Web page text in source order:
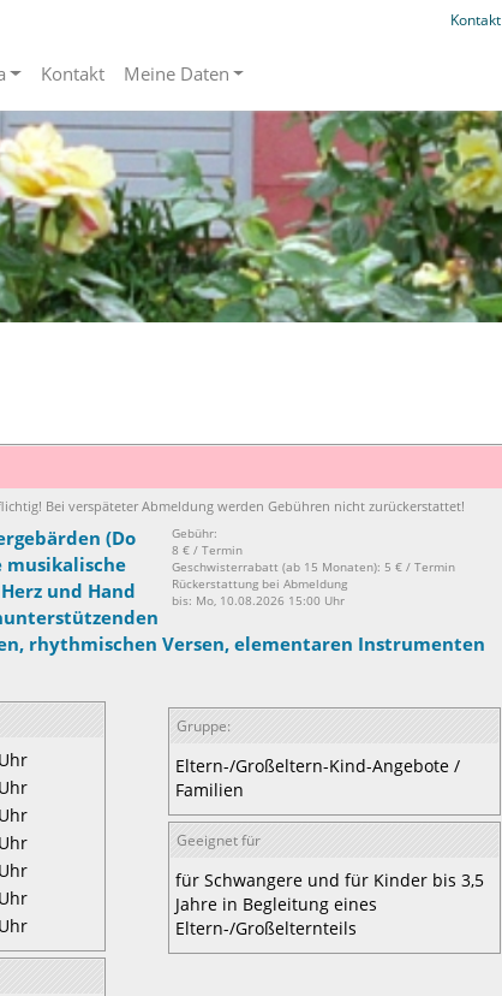
Kontakt
Kontakt Meine Daten
Bei verspäteter Abmeldung werden Gebühren nicht zurückerstattet!
Gebühr:
8 € / Termin
Geschwisterrabatt (ab 15 Monaten): 5 € / Termin
Rückerstattung bei Abmeldung
bis: Mo, 10.08.2026 15:00 Uhr
(Do
musikalische
und Hand
rhythmischen Versen, elementaren Instrumenten
Gruppe:
Eltern-/Großeltern-Kind-Angebote /
Familien
Geeignet für
für Schwangere und für Kinder bis 3,5
Jahre in Begleitung eines
Eltern-/Großelternteils